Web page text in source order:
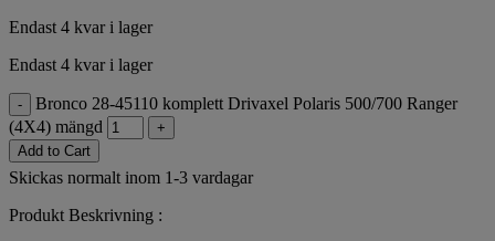
Endast 4 kvar i lager
Endast 4 kvar i lager
-
Bronco 28-45110 komplett Drivaxel Polaris 500/700 Ranger
(4X4) mängd
+
Add to Cart
Skickas normalt inom 1-3 vardagar
Produkt Beskrivning :